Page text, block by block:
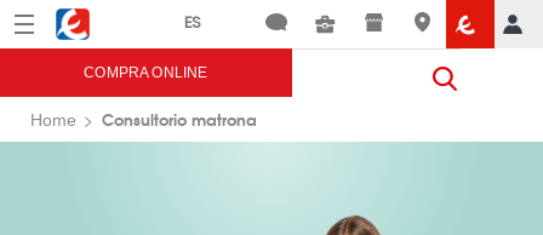
Menú Eroski
COMPRA ONLINE
Home Consultorio matrona